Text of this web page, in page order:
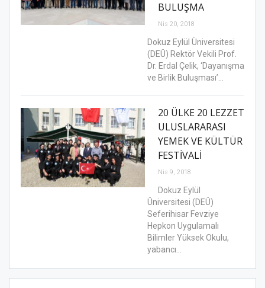
BULUŞMA
Nis 20, 2018
Dokuz Eylül Üniversitesi
(DEÜ) Rektör Vekili Prof.
Dr. Erdal Çelik, ‘Dayanışma
ve Birlik Buluşması’…
20 ÜLKE 20 LEZZET
ULUSLARARASI
YEMEK VE KÜLTÜR
FESTİVALİ
Nis 9, 2018
Dokuz Eylül
Üniversitesi (DEÜ)
Seferihisar Fevziye
Hepkon Uygulamalı
Bilimler Yüksek Okulu,
yabancı…